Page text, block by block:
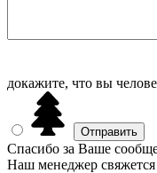
докажите, что вы
Спасибо за Ваше
Наш менеджер